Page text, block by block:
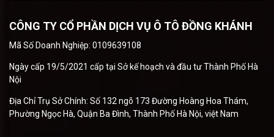
CÔNG TY CỔ PHẦN DỊCH VỤ Ô TÔ ĐỒNG KHÁNH
Mã Số Doanh Nghiệp: 0109639108
Ngày cấp 19/5/2021 cấp tại Sở kế hoạch và đầu tư Thành Phố Hà
Nội
Địa Chỉ Trụ Sở Chính: Số 132 ngõ 173 Đường Hoàng Hoa Thám,
Phường Ngọc Hà, Quận Ba Đình, Thành Phố Hà Nội, việt Nam